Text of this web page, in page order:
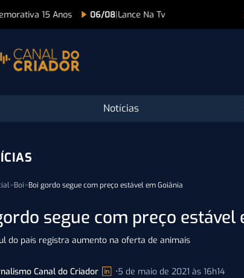
Na Tv 06/08|Lance na TV
Notícias
>Boi>Boi gordo segue com preço estável em Goiânia
segue com preço estável
do país registra aumento na oferta de animais
Canal do Criador •5 de maio de 2021 às 16h14